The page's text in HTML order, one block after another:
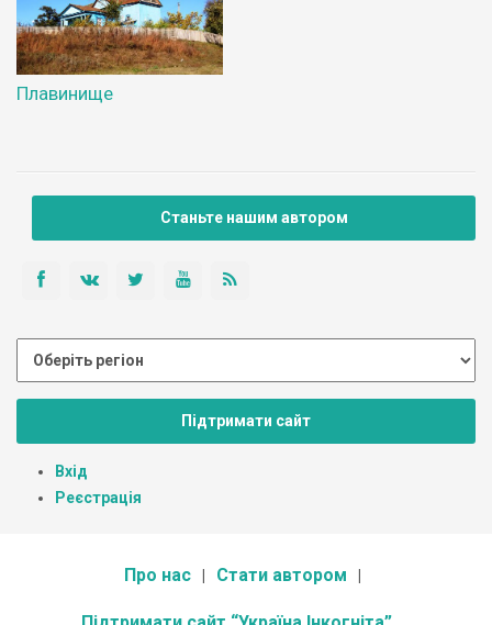
Плавинище
Станьте нашим автором
Підтримати сайт
Вхід
Реєстрація
Про нас Стати автором